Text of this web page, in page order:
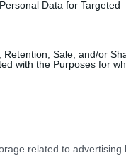
Data for Targeted
Sale, and/or
with the Purposes for
related to advertising